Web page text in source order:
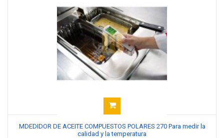
MDEDIDOR DE ACEITE COMPUESTOS POLARES 270 Para medir la
calidad y la temperatura